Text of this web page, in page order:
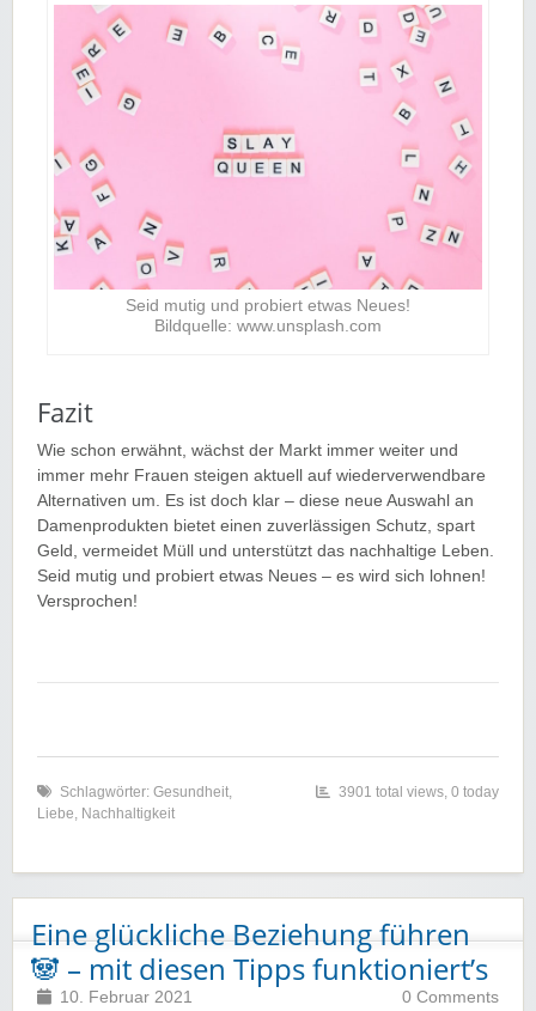
Seid mutig und probiert etwas Neues!
Bildquelle: www.unsplash.com
Fazit
Wie schon erwähnt, wächst der Markt immer weiter und
immer mehr Frauen steigen aktuell auf wiederverwendbare
Alternativen um. Es ist doch klar – diese neue Auswahl an
Damenprodukten bietet einen zuverlässigen Schutz, spart
Geld, vermeidet Müll und unterstützt das nachhaltige Leben.
Seid mutig und probiert etwas Neues – es wird sich lohnen!
Versprochen!
Schlagwörter: Gesundheit
Liebe Nachhaltigkeit
3901 total views, 0 today
Eine glückliche Beziehung führen
🐼 – mit diesen Tipps funktioniert’s
10. Februar 2021 0 Comments